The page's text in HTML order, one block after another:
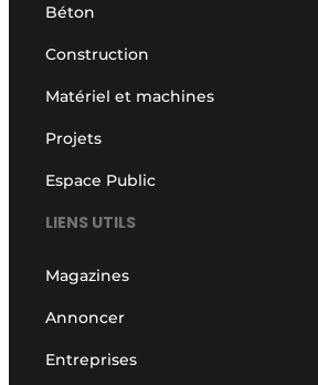
Béton
Construction
Matériel et machines
Projets
Espace Public
LIENS UTILS
Magazines
Annoncer
Entreprises